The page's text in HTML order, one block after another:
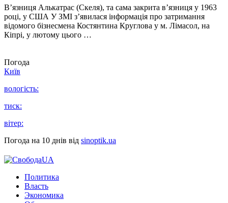
В’язниця Алькатрас (Скеля), та сама закрита в’язниця у 1963
році, у США У ЗМІ з’явилася інформація про затримання
відомого бізнесмена Костянтина Круглова у м. Лімасол, на
Кіпрі, у лютому цього …
Погода
Київ
вологість:
тиск:
вітер:
Погода на 10 днів від sinoptik.ua
Политика
Власть
Экономика